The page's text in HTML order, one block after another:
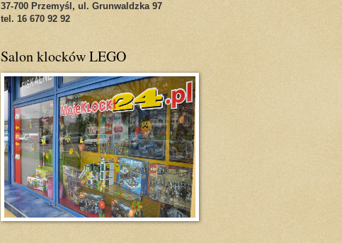
37-700 Przemyśl, ul. Grunwaldzka 97
tel. 16 670 92 92
Salon klocków LEGO